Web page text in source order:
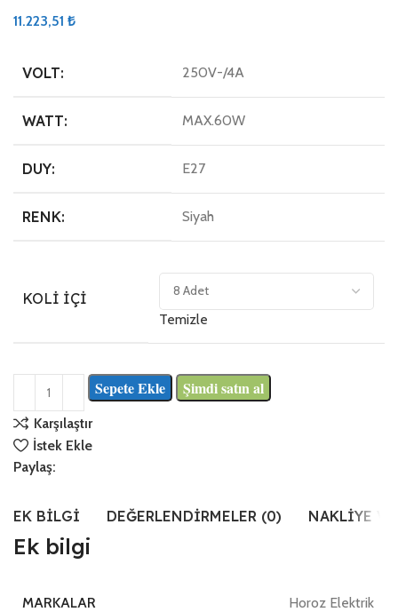
11.223,51 ₺
VOLT: 250V-/4A
WATT: MAX.60W
DUY: E27
RENK: Siyah
KOLI İÇI
Temizle
Sepete Ekle Şimdi satın al
Karşılaştır
İstek Ekle
Paylaş:
EK BILGI DEĞERLENDIRMELER (0) NAKLIYE
Ek bilgi
MARKALAR Horoz Elektrik